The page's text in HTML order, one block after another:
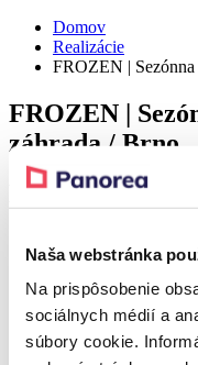
Naša webstránka
Na prispôsobenie
sociálnych médií a
súbory cookie.
Domov
Realizácie
FROZEN |
FROZEN |
záhrada / Brno
Detail
Realization – Brno
Realization – Brno